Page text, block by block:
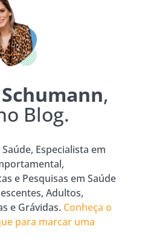
,
Blog.
Especialista em
e Pesquisas em Saúde
Adultos,
e Grávidas. Conheça o
para marcar uma